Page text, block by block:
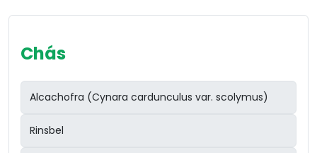
Chás
Alcachofra (Cynara cardunculus var. scolymus)
Rinsbel